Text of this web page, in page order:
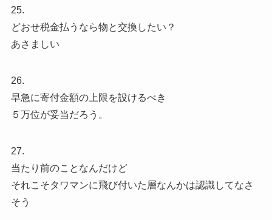
25.
どおせ税金払うなら物と交換したい？
あさましい
26.
早急に寄付金額の上限を設けるべき
５万位が妥当だろう。
27.
当たり前のことなんだけど
それこそタワマンに飛び付いた層なんかは認識してなさ
そう